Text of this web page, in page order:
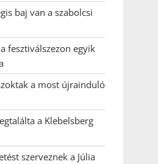
baj van a szabolcsi
fesztiválszezon egyik
a most újrainduló
a Klebelsberg
szerveznek a Júlia